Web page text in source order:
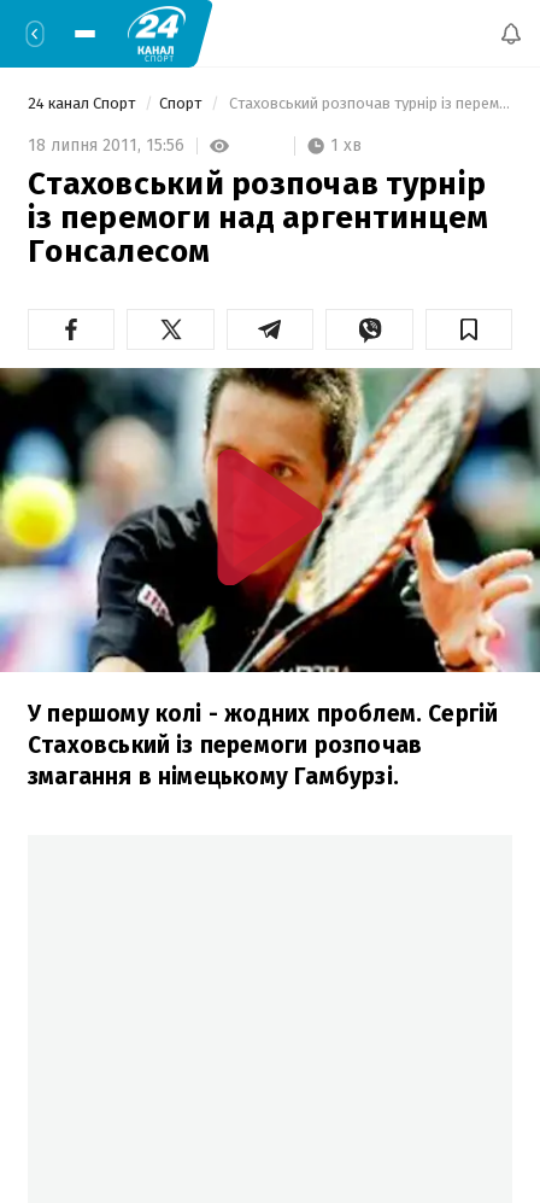
24 канал Спорт Спорт Стаховський розпочав турнір із перемоги над аргентинцем Гонсалесом
18 липня 2011, 15:56 1 хв
Стаховський розпочав турнір
із перемоги над аргентинцем
Гонсалесом
У першому колі - жодних проблем. Сергій
Стаховський із перемоги розпочав
змагання в німецькому Гамбурзі.